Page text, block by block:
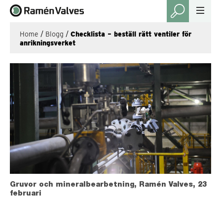
Home / Blogg / Checklista – beställ rätt ventiler för
anrikningsverket
Gruvor och mineralbearbetning, Ramén Valves, 23
februari